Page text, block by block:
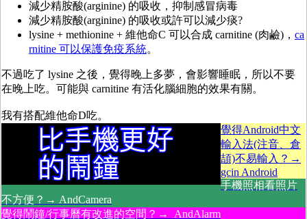
減少精胺酸(arginine) 的吸收，抑制感冒病毒
減少精胺酸(arginine) 的吸收或許可以減少痰?
lysine + methionine + 維他命C 可以合成 carnitine (肉鹼)， ca
rnitine 可以保護免疫系統。
不過吃了 lysine 之後，覺得晚上多夢，會影響睡眠，所以不要
在晚上吃。可能與 carnitine 有活化腦細胞的效果有關。
我有搭配維他命D吃。
覺得Android中文
輸入法(注音、倉
頡)不易輸入？→
gcin Android
手機照相看照片
不方便？→ AndCamera
覺得鬧鐘/行事曆有改進的空間？→ AndAlarm